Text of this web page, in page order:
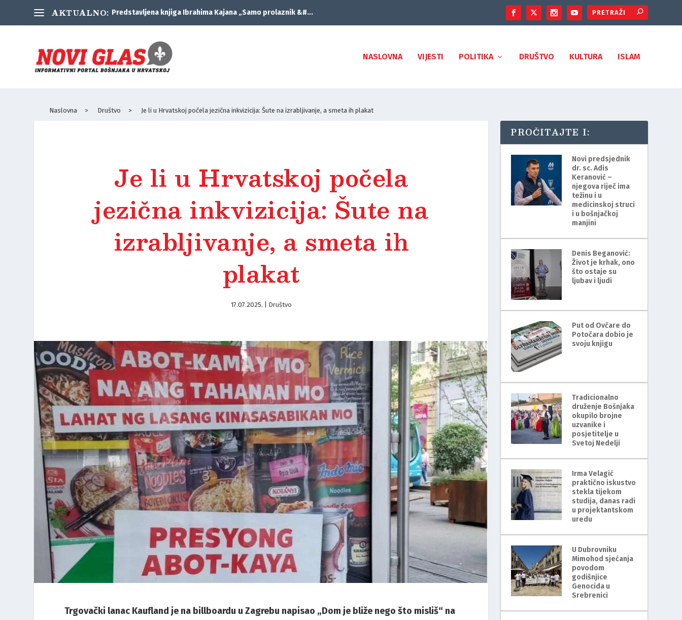
AKTUALNO: Predstavljena knjiga Ibrahima Kajana „Samo prolaznik &#...
NASLOVNA VIJESTI POLITIKA DRUŠTVO KULTURA ISLAM
Naslovna > Društvo > Je li u Hrvatskoj počela jezična inkvizicija: Šute na izrabljivanje, a smeta ih plakat
Je li u Hrvatskoj počela
jezična inkvizicija: Šute na
izrabljivanje, a smeta ih
plakat
17.07.2025. Društvo
Trgovački lanac Kaufland je na billboardu u Zagrebu napisao „Dom je bliže nego što misliš“ na
PROČITAJTE I:
Novi predsjednik
dr. sc. Adis
Keranović –
njegova riječ ima
težinu i u
medicinskoj struci
i u bošnjačkoj
manjini
Denis Beganović:
Život je krhak, ono
što ostaje su
ljubav i ljudi
Put od Ovčare do
Potočara dobio je
svoju knjigu
Tradicionalno
druženje Bošnjaka
okupilo brojne
uzvanike i
posjetitelje u
Svetoj Nedelji
Irma Velagić
praktično iskustvo
stekla tijekom
studija, danas radi
u projektantskom
uredu
U Dubrovniku
Mimohod sjećanja
povodom
godišnjice
Genocida u
Srebrenici